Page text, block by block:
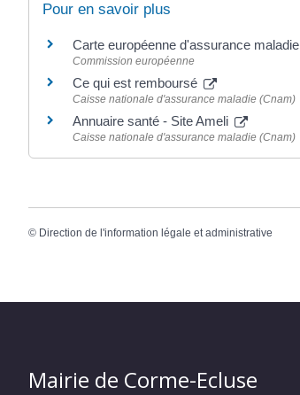
Pour en savoir plus
Carte européenne d'assurance maladie
Commission européenne
Ce qui est remboursé
Caisse nationale d'assurance maladie (Cnam)
Annuaire santé - Site Ameli
Caisse nationale d'assurance maladie (Cnam)
© Direction de l'information légale et administrative
Mairie de Corme-Ecluse